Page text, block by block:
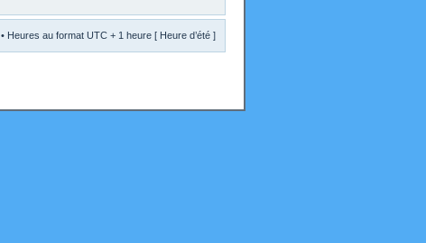
• Heures au format UTC + 1 heure [ Heure d’été ]